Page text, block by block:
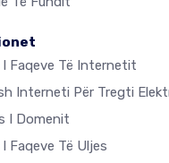
I Faqeve Të Internetit
Interneti Për Tregti
I Domenit
Faqeve Të Uljes